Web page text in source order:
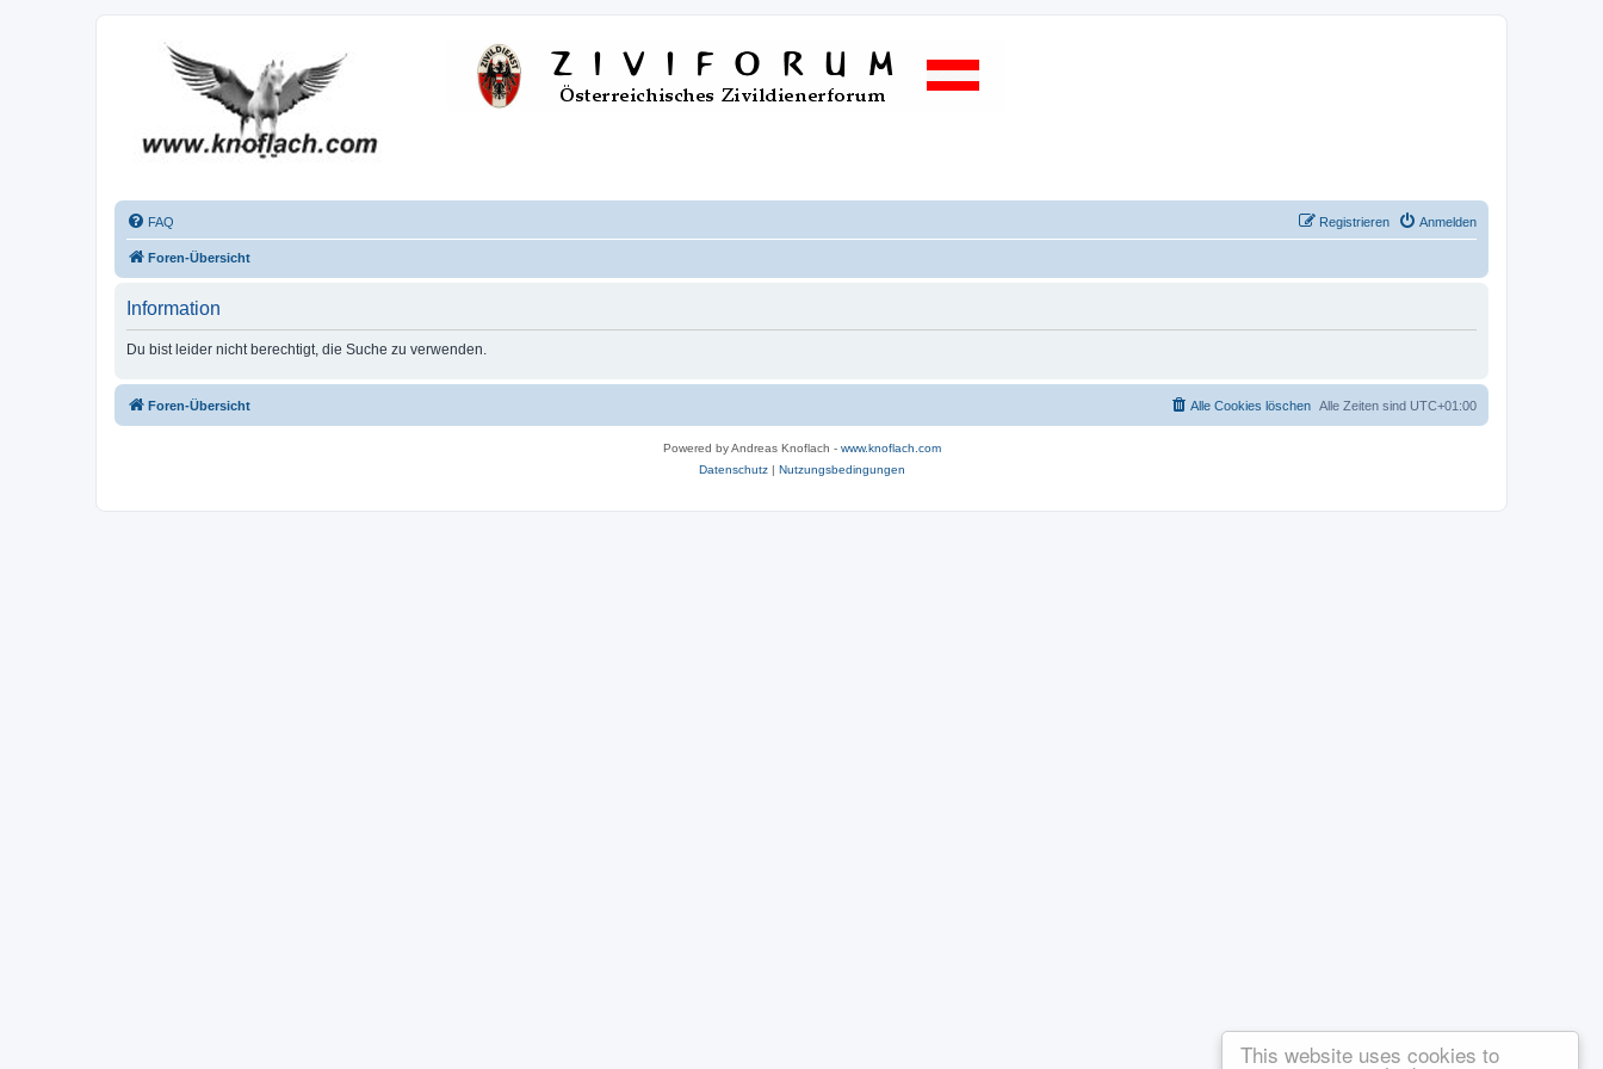
This website uses cookies to
FAQ Anmelden
Registrieren
Foren-Übersicht
Information
Du bist leider nicht berechtigt, die Suche zu verwenden.
Foren-Übersicht Alle Zeiten sind UTC+01:00
Alle Cookies löschen
Powered by Andreas Knoflach - www.knoflach.com
Datenschutz| Nutzungsbedingungen